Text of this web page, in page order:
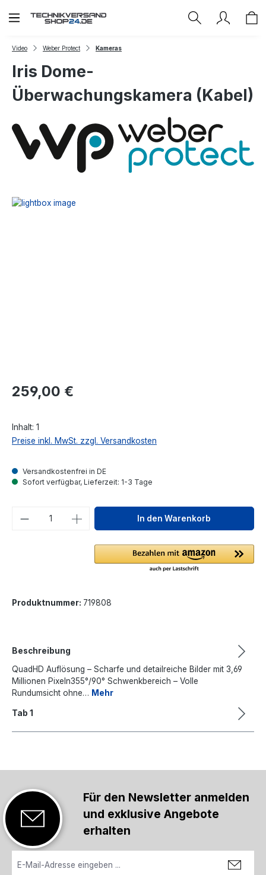
Zum Hauptinhalt springen
Video Weber Protect Kameras
Iris Dome-
Überwachungskamera (Kabel)
Regulärer Preis:
259,00 €
Inhalt: 1
Preise inkl. MwSt. zzgl. Versandkosten
Versandkostenfrei in DE
Sofort verfügbar, Lieferzeit: 1-3 Tage
Produkt Anzahl: Gib denIn den Warenkorb
Produktnummer: 719808
Beschreibung
QuadHD Auflösung – Scharfe und detailreiche Bilder mit 3,69
Millionen Pixeln355°/90° Schwenkbereich – Volle
Rundumsicht ohne… Mehr
Tab 1
Für den Newsletter anmelden
und exklusive Angebote
erhalten